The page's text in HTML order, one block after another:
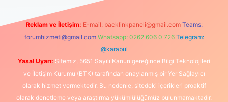
Reklam ve İletişim: E-mail: backlinkpaneli@gmail.com Teams:
forumhizmeti@gmail.com Whatsapp: 0262 606 0 726 Telegram:
@karabul
Yasal Uyarı: Sitemiz, 5651 Sayılı Kanun gereğince Bilgi Teknolojileri
ve İletişim Kurumu (BTK) tarafından onaylanmış bir Yer Sağlayıcı
olarak hizmet vermektedir. Bu nedenle, sitedeki içerikleri proaktif
olarak denetleme veya araştırma yükümlülüğümüz bulunmamaktadır.